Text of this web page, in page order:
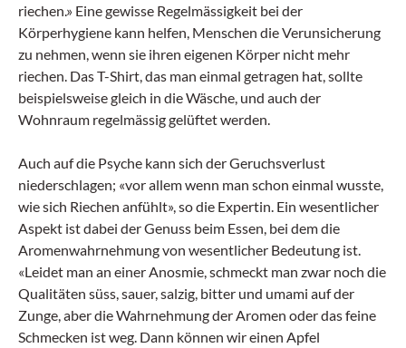
riechen.» Eine gewisse Regelmässigkeit bei der
Körperhygiene kann helfen, Menschen die Verunsicherung
zu nehmen, wenn sie ihren eigenen Körper nicht mehr
riechen. Das T-Shirt, das man einmal getragen hat, sollte
beispielsweise gleich in die Wäsche, und auch der
Wohnraum regelmässig gelüftet werden.
Auch auf die Psyche kann sich der Geruchsverlust
niederschlagen; «vor allem wenn man schon einmal wusste,
wie sich Riechen anfühlt», so die Expertin. Ein wesentlicher
Aspekt ist dabei der Genuss beim Essen, bei dem die
Aromenwahrnehmung von wesentlicher Bedeutung ist.
«Leidet man an einer Anosmie, schmeckt man zwar noch die
Qualitäten süss, sauer, salzig, bitter und umami auf der
Zunge, aber die Wahrnehmung der Aromen oder das feine
Schmecken ist weg. Dann können wir einen Apfel